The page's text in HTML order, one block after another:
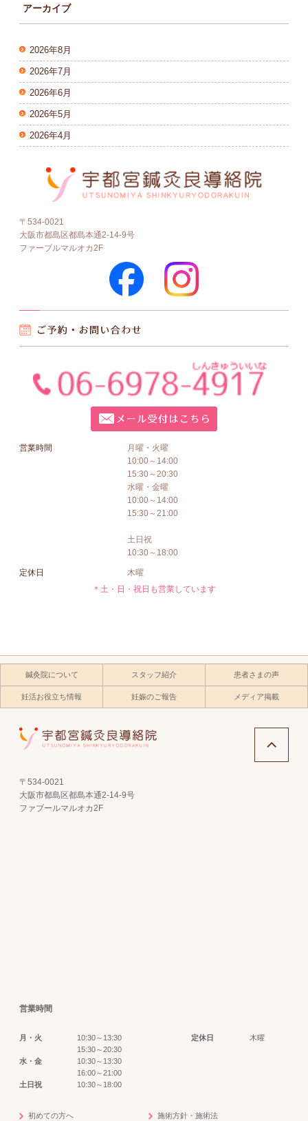
アーカイブ
2026年8月
2026年7月
2026年6月
2026年5月
2026年4月
〒534-0021
大阪市都島区都島本通2-14-9号
ファーブルマルオカ2F
営業時間
月曜・火曜
10:00～14:00
15:30～20:30
水曜・金曜
10:00～14:00
15:30～21:00
土日祝
10:30～18:00
定休日
木曜
＊土・日・祝日も営業しています
鍼灸院について スタッフ紹介 患者さまの声
妊活お役立ち情報 妊娠のご報告 メディア掲載
〒534-0021
大阪市都島区都島本通2-14-9号
ファブールマルオカ2F
営業時間
月・火
10:30～13:30
15:30～20:30
定休日 木曜
水・金
10:30～13:30
16:00～21:00
土日祝
10:30～18:00
初めての方へ 施術方針・施術法